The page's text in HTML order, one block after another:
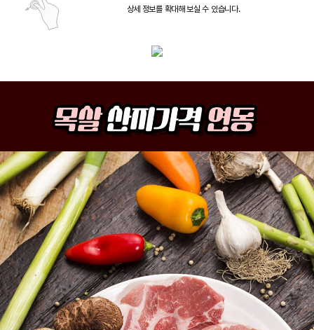
상세 정보를 확대해 보실 수 있습니다.